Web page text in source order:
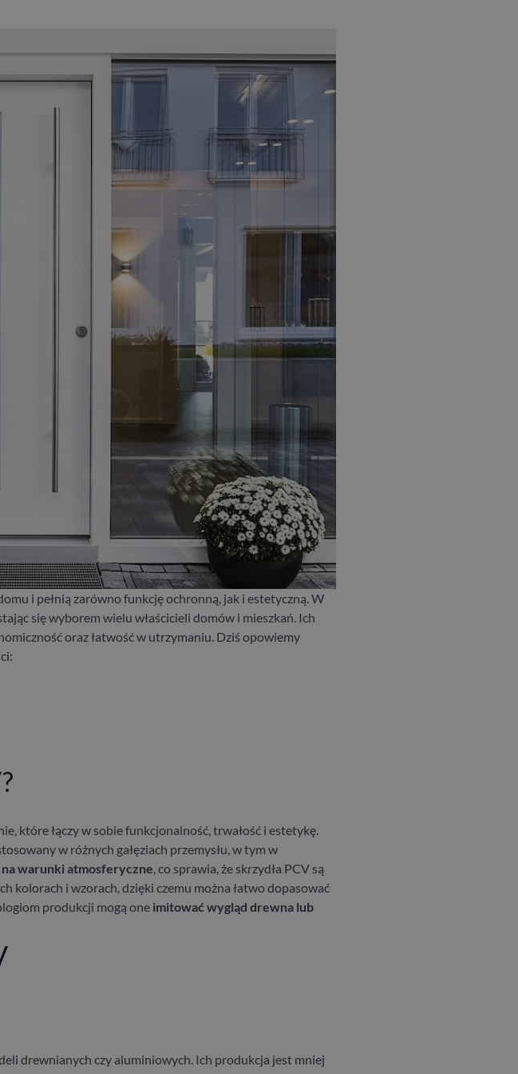
i pełnią zarówno funkcję ochronną, jak i estetyczną. W
się wyborem wielu właścicieli domów i mieszkań. Ich
oraz łatwość w utrzymaniu. Dziś opowiemy
które łączy w sobie funkcjonalność, trwałość i estetykę.
w różnych gałęziach przemysłu, w tym w
warunki atmosferyczne, co sprawia, że skrzydła PCV są
kolorach i wzorach, dzięki czemu można łatwo dopasować
produkcji mogą one imitować wygląd drewna lub
drewnianych czy aluminiowych. Ich produkcja jest mniej